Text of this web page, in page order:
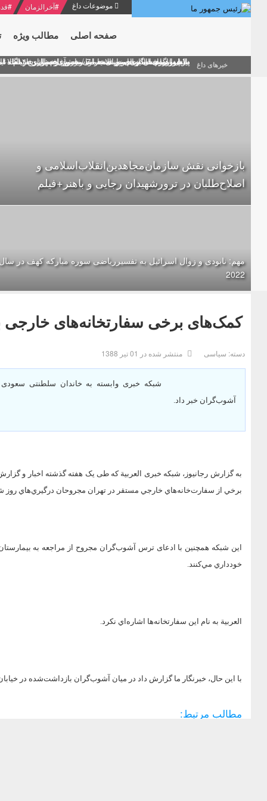
موضوعات داغ #آخرالزمان #
صفحه اصلی مطالب ویژه
خبرهای داغ منشور گفتمان امام و انقلاب - 7 /بخش دوم : شرح پیام ۱۰ خرداد ۱۳۶۹ امام خامنه ای/ فصل پنجم: حفظ عزّت و کرامت انقلابی
بازخوانی افشاگری سپهبد محمود منصور افسر ارشد
دلایل اهمیت سیزدهمین انتخابات ریاست جمهوری از نگاه
بیانات امام خامنه ای در سخنرانی نوروزی خطاب به ملت
پیام نوروزی امام خامنه ای به مناسبت آغاز سال ۱۴۰۰
بازخوانی نقش سازمان‌مجاهدین‌انقلاب‌اسلامی و
اصلاح‌طلبان در ترورشهیدان رجایی و باهنر+فیلم
مهم: نابودی و زوال اسرائیل به تفسیرریاضی سوره مبارکه کهف در سال
2022
کمک‌های برخی سفارتخانه‌های خارجی
دسته: سیاسی منتشر شده در 01 تیر 1388
شبکه خبری وابسته به خاندان سلطنتی
آشوب‌گران خبر داد.
به گزارش رجانیوز، شبکه خبری العربیة که طی یک هفته گذشته اخبار و
برخي از سفارت‌خانه‌هاي خارجي مستقر در تهران مجروحان درگيري‌هاي روز
اين شبكه همچنين با ادعای ترس آشوب‌گران مجروح از مراجعه به
خودداري مي‌كنند‏.‏
العربیة به نام اين سفارتخانه‌ها اشاره‌اي نكرد‏.
با این حال، خبرنگار ما گزارش داد در میان آشوب‌گران بازداشت‌شده در خیابان آزادی تهران یک تبعه
مطالب مرتبط: